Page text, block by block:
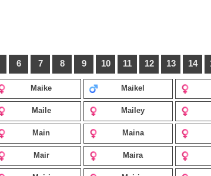
6 7 8 9 10 11 12 13 14
Maike Maikel
Maile Mailey
Main Maina
Mair Maira